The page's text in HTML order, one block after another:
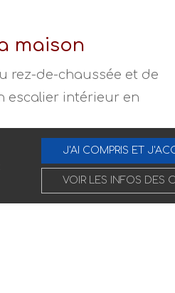
maison
rez-de-chaussée et de
escalier intérieur en
permettre d’accueillir un
elle permettra la
elle ne proposera qu’un
J'AI COMPRIS ET
VOIR LES INFOS DES